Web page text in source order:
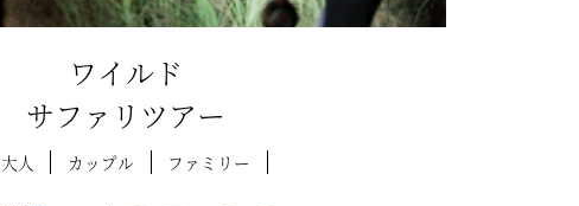
ワイルド
サファリツアー
大人 カップル ファミリー